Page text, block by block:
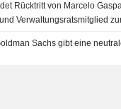
Rücktritt von Marcelo
Verwaltungsratsmitglied
S.A. : Goldman Sachs gibt eine